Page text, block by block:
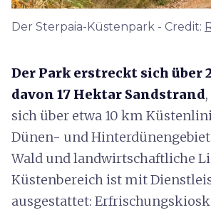
Der Sterpaia-Küstenpark - Credit:
Der Park erstreckt sich über
davon 17 Hektar Sandstrand
sich über etwa 10 km
Dünen- und
Wald und landwirtschaftliche
Küstenbereich ist mit
ausgestattet: